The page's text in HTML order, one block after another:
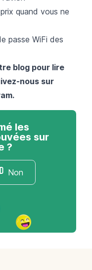
quand vous ne
passe WiFi des
blog pour lire
nous sur
.
les
sur
?
Non